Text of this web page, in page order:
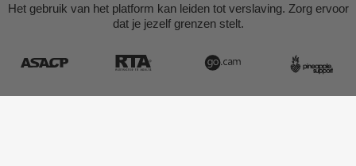
Het gebruik van het platform kan leiden tot verslaving. Zorg ervoor
dat je jezelf grenzen stelt.